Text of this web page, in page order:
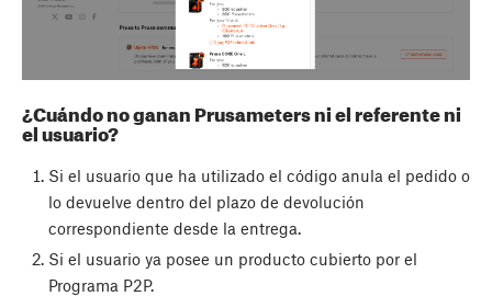
¿Cuándo no ganan Prusameters ni el referente ni
el usuario?
Si el usuario que ha utilizado el código anula el pedido o
lo devuelve dentro del plazo de devolución
correspondiente desde la entrega.
Si el usuario ya posee un producto cubierto por el
Programa P2P.